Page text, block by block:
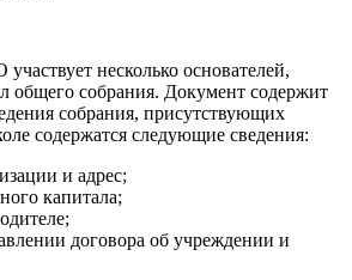
несколько основателей,
общего собрания. Документ содержит
собрания, присутствующих
содержатся следующие сведения:
и адрес;
капитала;
договора об учреждении и